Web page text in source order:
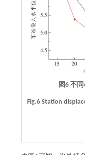
图6 不
Fig.6 Station